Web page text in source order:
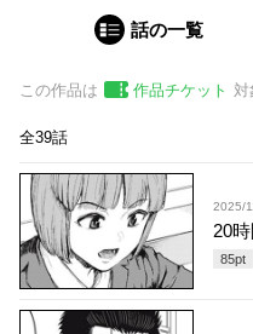
話の一覧
この作品は 作品チケット 対
全39話
2025/
20
85pt